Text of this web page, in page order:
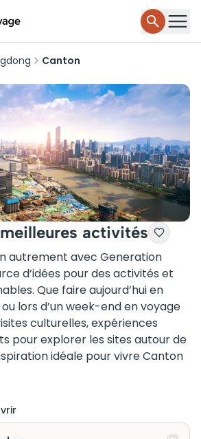
Canton
activités
autrement avec Generation
d’idées pour des activités et
Que faire aujourd’hui en
lors d’un week-end en voyage
culturelles, expériences
pour explorer les sites autour de
idéale pour vivre Canton